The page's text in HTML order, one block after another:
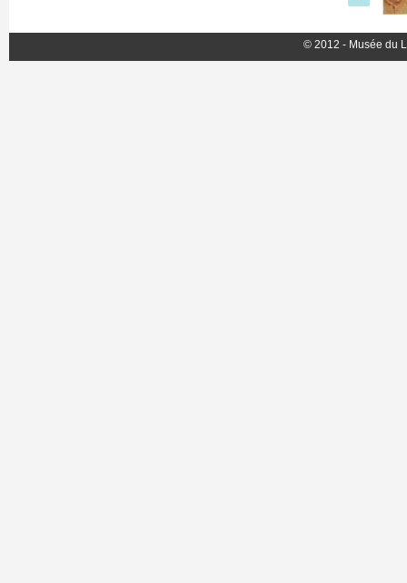
© 2012 - Musée du